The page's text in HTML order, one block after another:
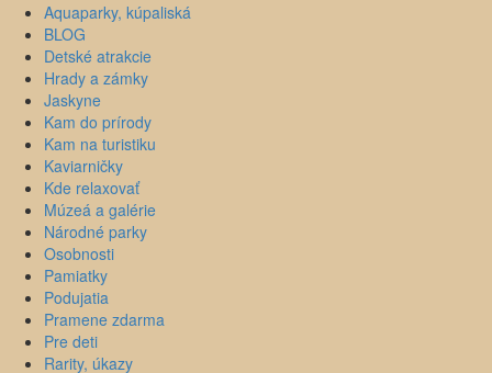
Aquaparky, kúpaliská
BLOG
Detské atrakcie
Hrady a zámky
Jaskyne
Kam do prírody
Kam na turistiku
Kaviarničky
Kde relaxovať
Múzeá a galérie
Národné parky
Osobnosti
Pamiatky
Podujatia
Pramene zdarma
Pre deti
Rarity, úkazy